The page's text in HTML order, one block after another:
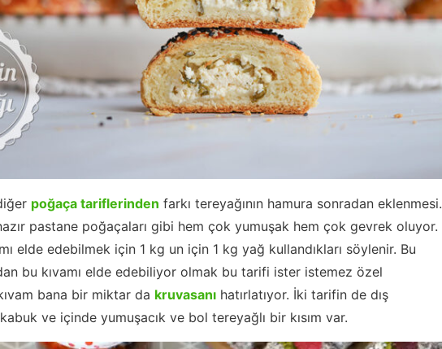
poğaça tariflerinden farkı tereyağının hamura sonradan eklenmesi.
pastane poğaçaları gibi hem çok yumuşak hem çok gevrek oluyor.
elde edebilmek için 1 kg un için 1 kg yağ kullandıkları söylenir. Bu
bu kıvamı elde edebiliyor olmak bu tarifi ister istemez özel
bana bir miktar da kruvasanı hatırlatıyor. İki tarifin de dış
ve içinde yumuşacık ve bol tereyağlı bir kısım var.